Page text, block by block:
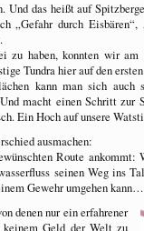
das heißt auf
„Gefahr durch
haben, konnten wir
Tundra hier auf den
kann man sich auch
macht einen Schritt
Ein Hoch auf unsere
ausmachen:
Route
seinen Weg ins
Gewehr umgehen kann…
denen nur ein erfahrener